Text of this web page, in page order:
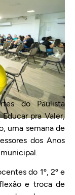
do Paulista
pra Valer,
uma semana de
dos Anos
do 1º, 2º e
e troca de